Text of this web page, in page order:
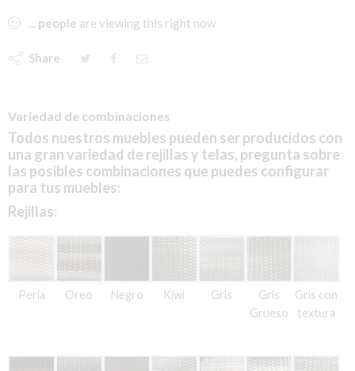
... people are viewing this right now
Share
Variedad de combinaciones
Todos nuestros muebles pueden ser producidos con
una gran variedad de rejillas y telas, pregunta sobre
las posibles combinaciones que puedes configurar
para tus muebles:
Rejillas:
Perla Oreo Negro Kiwi Gris
Gris
Grueso
Gris con
textura